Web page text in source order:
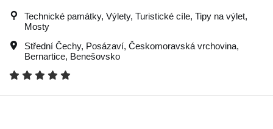
Technické památky, Výlety, Turistické cíle, Tipy na výlet,
Mosty
Střední Čechy, Posázaví, Českomoravská vrchovina,
Bernartice, Benešovsko